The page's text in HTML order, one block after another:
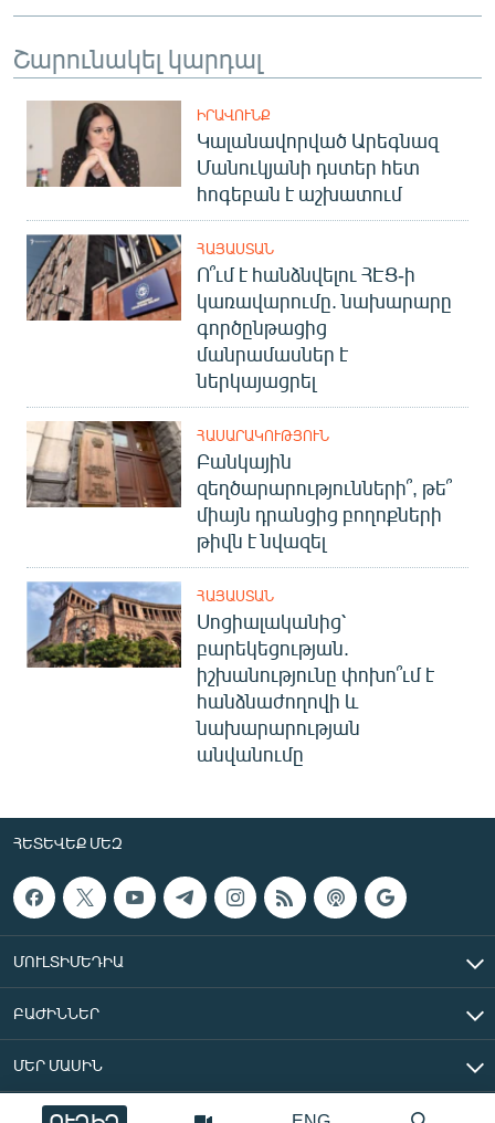
Շարունակել կարդալ
ԻՐԱՎՈՒՆՔ
Կալանավորված Արեգնազ
Մանուկյանի դստեր հետ
հոգեբան է աշխատում
ՀԱՅԱՍՏԱՆ
Ո՞ւմ է հանձնվելու ՀԷՑ-ի
կառավարումը. նախարարը
գործընթացից
մանրամասներ է
ներկայացրել
ՀԱՍԱՐԱԿՈՒԹՅՈՒՆ
Բանկային
զեղծարարությունների՞, թե՞
միայն դրանցից բողոքների
թիվն է նվազել
ՀԱՅԱՍՏԱՆ
Սոցիալականից՝
բարեկեցության.
իշխանությունը փոխո՞ւմ է
հանձնաժողովի և
նախարարության
անվանումը
ՀԵՏԵՎԵՔ ՄԵԶ
ՄՈՒԼՏԻՄԵԴԻԱ
ԲԱԺԻՆՆԵՐ
ՄԵՐ ՄԱՍԻՆ